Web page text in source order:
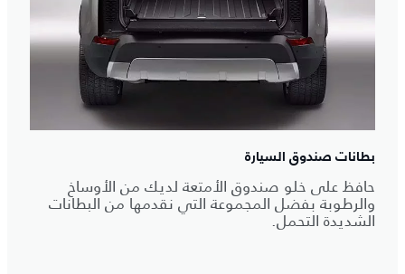
بطانات صندوق السيارة
حافظ على خلو صندوق الأمتعة لديك من الأوساخ
والرطوبة بفضل المجموعة التي نقدمها من البطانات
الشديدة التحمل.